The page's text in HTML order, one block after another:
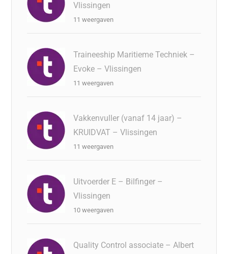
Vlissingen
11 weergaven
Traineeship Maritieme Techniek –
Evoke – Vlissingen
11 weergaven
Vakkenvuller (vanaf 14 jaar) –
KRUIDVAT – Vlissingen
11 weergaven
Uitvoerder E – Bilfinger –
Vlissingen
10 weergaven
Quality Control associate – Albert